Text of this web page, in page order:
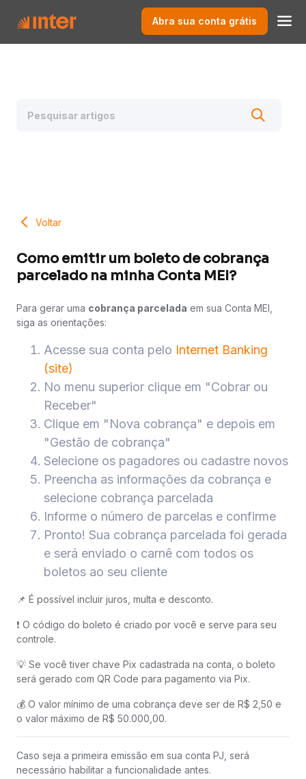
Abra sua conta grátis
Voltar
Como emitir um boleto de cobrança
parcelado na minha Conta MEI?
Para gerar uma cobrança parcelada em sua Conta MEI,
siga as orientações:
Acesse sua conta pelo Internet Banking
(site)
No menu superior clique em "Cobrar ou
Receber"
Clique em "Nova cobrança" e depois em
"Gestão de cobrança"
Selecione os pagadores ou cadastre novos
Preencha as informações da cobrança e
selecione cobrança parcelada
Informe o número de parcelas e confirme
Pronto! Sua cobrança parcelada foi gerada
e será enviado o carnê com todos os
boletos ao seu cliente
📌 É possível incluir juros, multa e desconto.
❗️ O código do boleto é criado por você e serve para seu
controle.
💡 Se você tiver chave Pix cadastrada na conta, o boleto
será gerado com QR Code para pagamento via Pix.
💰 O valor mínimo de uma cobrança deve ser de R$ 2,50 e
o valor máximo de R$ 50.000,00.
Caso seja a primeira emissão em sua conta PJ, será
necessário habilitar a funcionalidade antes.